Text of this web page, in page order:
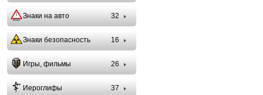
Знаки на авто 32
Знаки безопасность 16
Игры, фильмы 26
Иероглифы 37